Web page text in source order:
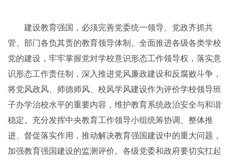
建设教育强国，必须完善党委统一领导、党政齐抓共
管、部门各负其责的教育领导体制。全面推进各级各类学校
党的建设，牢牢掌握党对学校意识形态工作领导权，落实意
识形态工作责任制，深入推进党风廉政建设和反腐败斗争，
将党风政风、师德师风、校风学风建设作为评价学校领导班
子办学治校水平的重要内容，维护教育系统政治安全与和谐
稳定。充分发挥中央教育工作领导小组统筹协调、整体推
进、督促落实作用，推动解决教育强国建设中的重大问题，
加强教育强国建设的监测评价。各级党委和政府要切实扛起